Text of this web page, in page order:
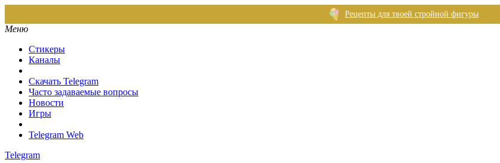
Рецепты для твоей стройной фигуры
Меню
Стикеры
Каналы
Скачать Telegram
Часто задаваемые вопросы
Новости
Игры
Telegram Web
Telegram